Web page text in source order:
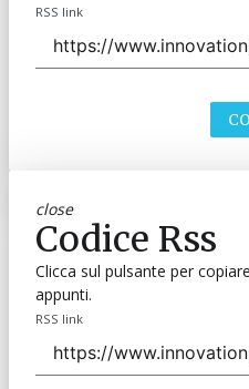
RSS link
close
Codice Rss
Clicca sul pulsante per
appunti.
RSS link